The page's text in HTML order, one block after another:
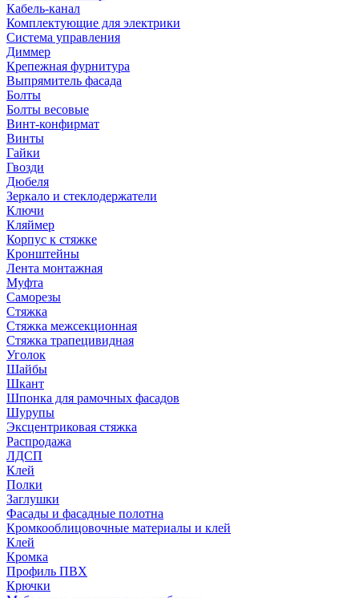
Кабель-канал
Комплектующие для электрики
Система управления
Диммер
Крепежная фурнитура
Выпрямитель фасада
Болты
Болты весовые
Винт-конфирмат
Винты
Гайки
Гвозди
Дюбеля
Зеркало и стеклодержатели
Ключи
Кляймер
Корпус к стяжке
Кронштейны
Лента монтажная
Муфта
Саморезы
Стяжка
Стяжка межсекционная
Стяжка трапецивидная
Уголок
Шайбы
Шкант
Шпонка для рамочных фасадов
Шурупы
Эксцентриковая стяжка
Распродажа
ЛДСП
Клей
Полки
Заглушки
Фасады и фасадные полотна
Кромкооблицовочные материалы и клей
Клей
Кромка
Профиль ПВХ
Крючки